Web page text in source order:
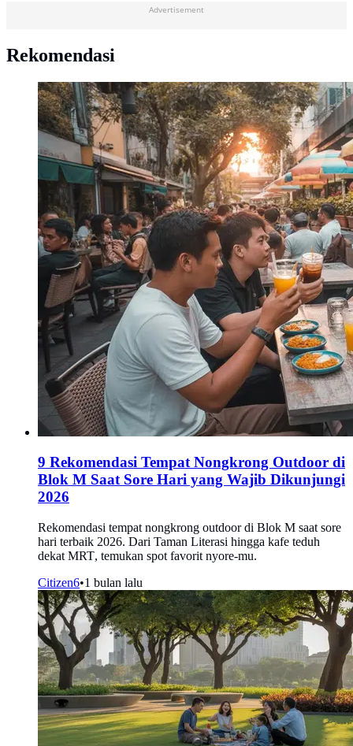
Advertisement
Rekomendasi
9 Rekomendasi Tempat Nongkrong Outdoor di
Blok M Saat Sore Hari yang Wajib Dikunjungi
2026
Rekomendasi tempat nongkrong outdoor di Blok M saat sore
hari terbaik 2026. Dari Taman Literasi hingga kafe teduh
dekat MRT, temukan spot favorit nyore-mu.
Citizen6•1 bulan lalu